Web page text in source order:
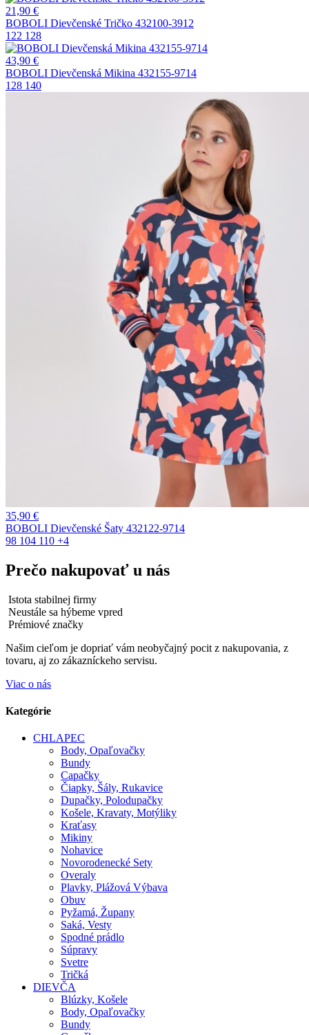
21,90 €
BOBOLI Dievčenské Tričko 432100-3912
122 128
43,90 €
BOBOLI Dievčenská Mikina 432155-9714
128 140
35,90 €
BOBOLI Dievčenské Šaty 432122-9714
98 104 110 +4
Prečo nakupovať u nás
Istota stabilnej firmy
Neustále sa hýbeme vpred
Prémiové značky
Našim cieľom je dopriať vám neobyčajný pocit z nakupovania, z
tovaru, aj zo zákazníckeho servisu.
Viac o nás
Kategórie
CHLAPEC
Body, Opaľovačky
Bundy
Capačky
Čiapky, Šály, Rukavice
Dupačky, Polodupačky
Košele, Kravaty, Motýliky
Kraťasy
Mikiny
Nohavice
Novorodenecké Sety
Overaly
Plavky, Plážová Výbava
Obuv
Pyžamá, Župany
Saká, Vesty
Spodné prádlo
Súpravy
Svetre
Tričká
DIEVČA
Blúzky, Košele
Body, Opaľovačky
Bundy